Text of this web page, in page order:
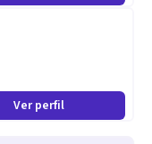
Ver perfil